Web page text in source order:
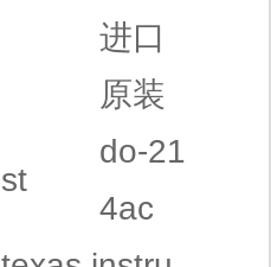
进口
原装
st
do-21
4ac